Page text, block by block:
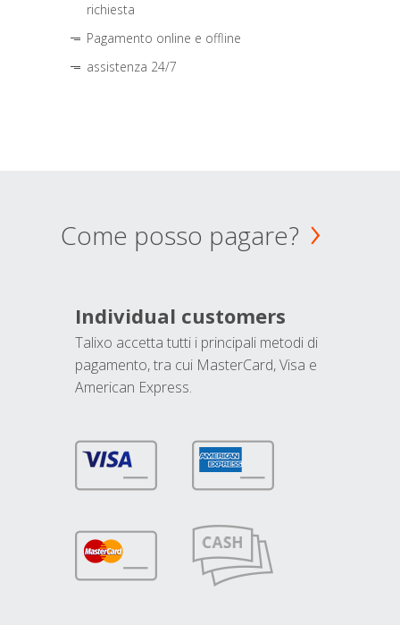
richiesta
Pagamento online e offline
assistenza 24/7
Come posso pagare?
Individual customers
Talixo accetta tutti i principali metodi di
pagamento, tra cui MasterCard, Visa e
American Express.